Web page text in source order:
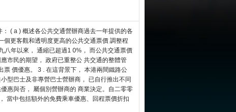
( a ) 概述各公共交通營辦商過去一年提供的各
個更客觀和透明度更高的公共交通票價 調整程
八年以來， 通縮已超過1 0%， 而公共交通票價
市民的期望， 政府已重整公 共交通的整體管
價優惠。 3 . 在這背景下， 本港兩間鐵路公
型巴士及非專營巴士營辦商， 已自行推出不同
惠與否， 屬個別營辦商的 商業決定。自二零零
當中包括額外的免費乘車優惠、回程票價折扣